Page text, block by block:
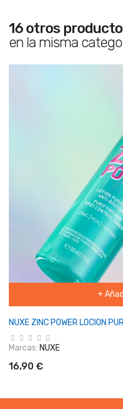
16 otros
en la misma
+
NUXE ZINC POWER LOCION
Marcas: NUXE
16,90 €